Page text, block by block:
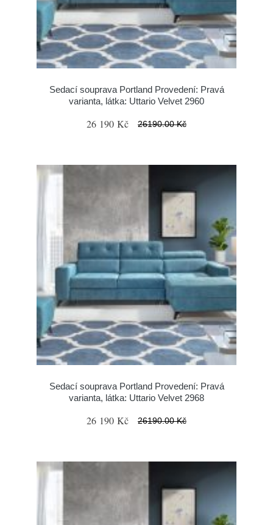
Sedací souprava Portland Provedení: Pravá
varianta, látka: Uttario Velvet 2960
26 190 Kč 26190.00 Kč
Sedací souprava Portland Provedení: Pravá
varianta, látka: Uttario Velvet 2968
26 190 Kč 26190.00 Kč